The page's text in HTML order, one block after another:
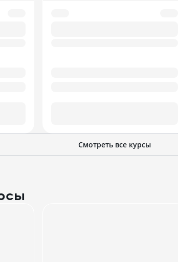
Смотреть все курсы